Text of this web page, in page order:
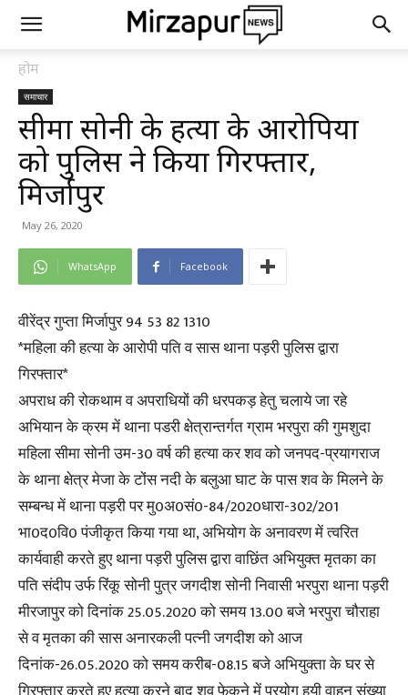
होम
समाचार
सीमा सोनी के हत्या के आरोपियों
को पुलिस ने किया गिरफ्तार,
मिर्जापुर
May 26, 2020
WhatsApp Facebook
वीरेंद्र गुप्ता मिर्जापुर 94 53 82 1310
*महिला की हत्या के आरोपी पति व सास थाना पड़री पुलिस द्वारा
गिरफ्तार*
अपराध की रोकथाम व अपराधियों की धरपकड़ हेतु चलाये जा रहे
अभियान के क्रम में थाना पडरी क्षेत्रान्तर्गत ग्राम भरपुरा की गुमशुदा
महिला सीमा सोनी उम-30 वर्ष की हत्या कर शव को जनपद-प्रयागराज
के थाना क्षेत्र मेजा के टोंस नदी के बलुआ घाट के पास शव के मिलने के
सम्बन्ध में थाना पड़री पर मु0अ0सं0-84/2020धारा-302/201
भा0द0वि0 पंजीकृत किया गया था, अभियोग के अनावरण में त्वरित
कार्यवाही करते हुए थाना पड़री पुलिस द्वारा वाछिंत अभियुक्त मृतका का
पति संदीप उर्फ रिंकू सोनी पुत्र जगदीश सोनी निवासी भरपुरा थाना पड़री
मीरजापुर को दिनांक 25.05.2020 को समय 13.00 बजे भरपुरा चौराहा
से व मृतका की सास अनारकली पत्नी जगदीश को आज
दिनांक-26.05.2020 को समय करीब-08.15 बजे अभियुक्ता के घर से